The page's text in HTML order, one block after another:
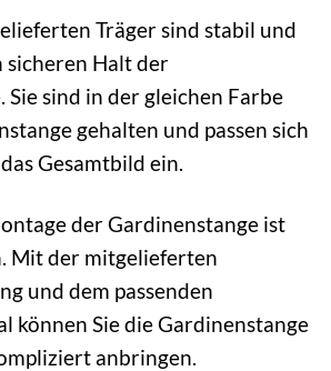
Träger sind stabil und
sicheren Halt der
Sie sind in der gleichen Farbe
gehalten und passen sich
Gesamtbild ein.
der Gardinenstange ist
Mit der mitgelieferten
und dem passenden
können Sie die Gardinenstange
anbringen.